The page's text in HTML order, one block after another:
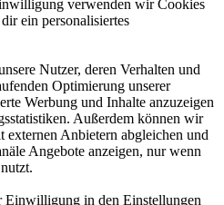
verwenden wir Cookies
ein personalisiertes
Nutzer, deren Verhalten und
Optimierung unserer
Werbung und Inhalte anzuzeigen
Außerdem können wir
externen Anbietern abgleichen und
Angebote anzeigen, nur wenn
in den Einstellungen